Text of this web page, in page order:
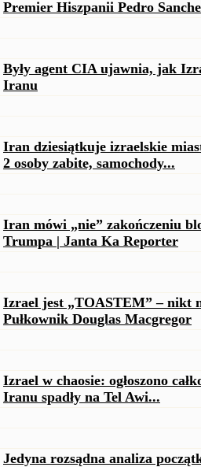
Premier Hiszpanii Pedro
Były agent CIA ujawnia, jak
Iranu
Iran dziesiątkuje izraelskie
2 osoby zabite, samochody...
Iran mówi „nie” zakończeniu
Trumpa | Janta Ka Reporter
Izrael jest „TOASTEM” – nikt
Pułkownik Douglas Macgregor
Izrael w chaosie: ogłoszono
Iranu spadły na Tel Awi...
Jedyna rozsądna analiza